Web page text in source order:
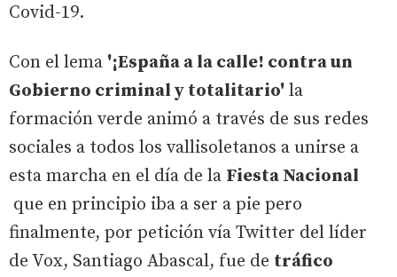
Covid-19.
Con el lema '¡España a la calle! contra un
Gobierno criminal y totalitario' la
formación verde animó a través de sus redes
sociales a todos los vallisoletanos a unirse a
esta marcha en el día de la Fiesta Nacional
que en principio iba a ser a pie pero
finalmente, por petición vía Twitter del líder
de Vox, Santiago Abascal, fue de tráfico